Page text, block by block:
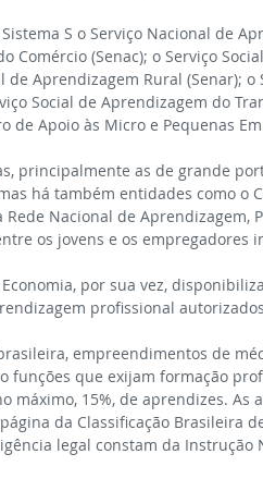
S o Serviço Nacional de
Comércio (Senac); o Serviço
de Aprendizagem Rural (Senar);
Social de Aprendizagem do
de Apoio às Micro e Pequenas
principalmente as de grande
há também entidades como o
Rede Nacional de
os jovens e os empregadores
por sua vez,
profissional
empreendimentos de
funções que exijam formação
máximo, 15%, de aprendizes.
da Classificação Brasileira
legal constam da